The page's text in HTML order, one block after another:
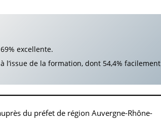
excellente.
l’issue de la formation, dont 54,4% facilement
du préfet de région Auvergne-Rhône-